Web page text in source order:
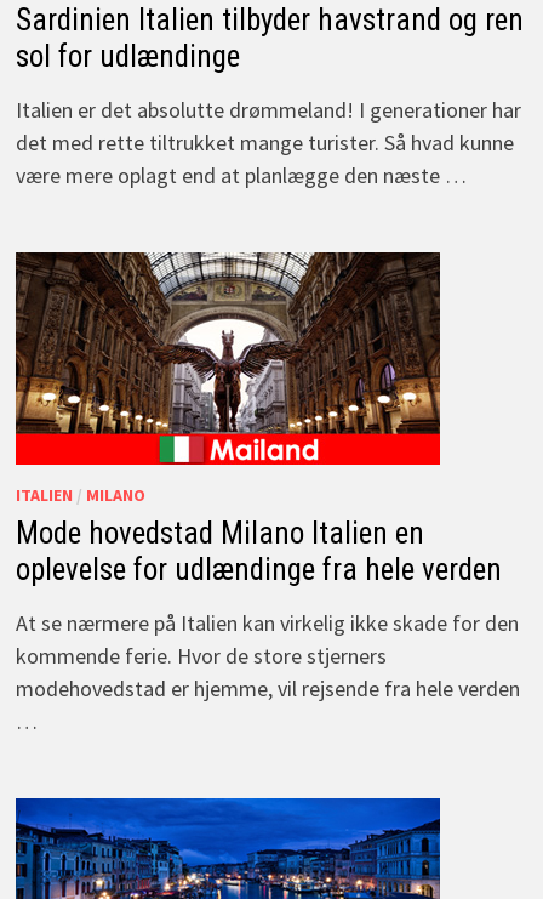
Sardinien Italien tilbyder havstrand og ren
sol for udlændinge
Italien er det absolutte drømmeland! I generationer har
det med rette tiltrukket mange turister. Så hvad kunne
være mere oplagt end at planlægge den næste …
ITALIEN / MILANO
Mode hovedstad Milano Italien en
oplevelse for udlændinge fra hele verden
At se nærmere på Italien kan virkelig ikke skade for den
kommende ferie. Hvor de store stjerners
modehovedstad er hjemme, vil rejsende fra hele verden
…